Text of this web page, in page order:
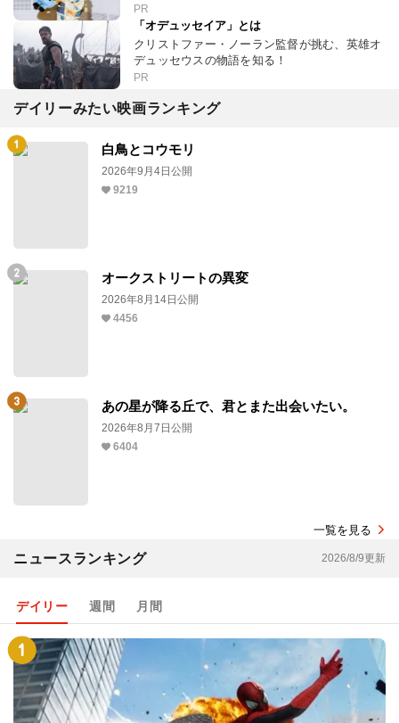
PR
「オデュッセイア」とは
クリストファー・ノーラン監督が挑む、英雄オ
デュッセウスの物語を知る！
PR
デイリーみたい映画ランキング
白鳥とコウモリ
2026年9月4日公開
9219
オークストリートの異変
2026年8月14日公開
4456
あの星が降る丘で、君とまた出会いたい。
2026年8月7日公開
6404
一覧を見る
ニュースランキング 2026/8/9更新
デイリー 週間 月間